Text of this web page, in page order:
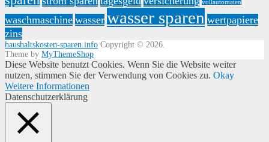
vollautomaten
waschmaschine wasser wasser sparen wertpapiere
zins
haushaltskosten-sparen.info Copyright © 2026.
Theme by MyThemeShop
Diese Website benutzt Cookies. Wenn Sie die Website weiter
nutzen, stimmen Sie der Verwendung von Cookies zu. Okay
Weitere Informationen
Datenschutzerklärung